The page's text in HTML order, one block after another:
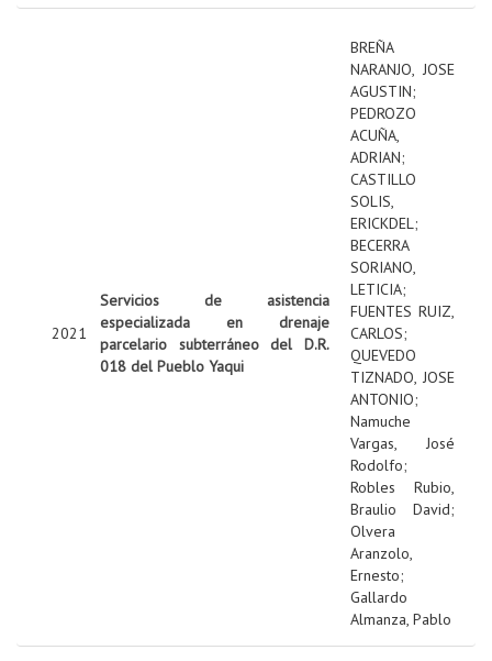
2021
Servicios de asistencia
especializada en drenaje
parcelario subterráneo del D.R.
018 del Pueblo Yaqui
BREÑA
NARANJO, JOSE
AGUSTIN;
PEDROZO
ACUÑA,
ADRIAN;
CASTILLO
SOLIS,
ERICKDEL;
BECERRA
SORIANO,
LETICIA;
FUENTES RUIZ,
CARLOS;
QUEVEDO
TIZNADO, JOSE
ANTONIO;
Namuche
Vargas, José
Rodolfo;
Robles Rubio,
Braulio David;
Olvera
Aranzolo,
Ernesto;
Gallardo
Almanza, Pablo